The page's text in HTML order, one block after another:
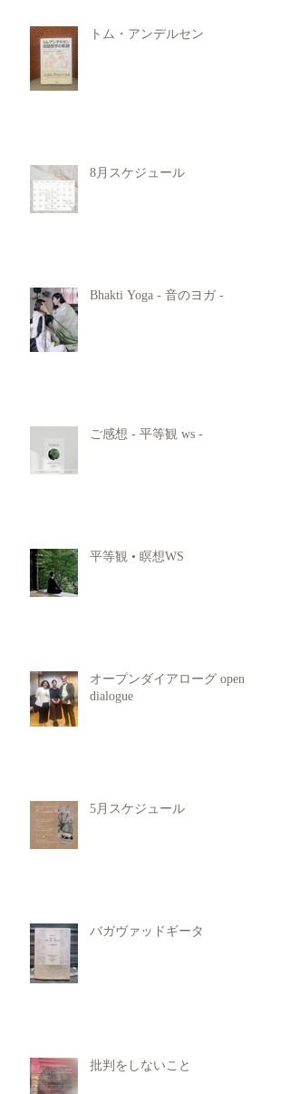
トム・アンデルセン
8月スケジュール
Bhakti Yoga - 音のヨガ -
ご感想 - 平等観 ws -
平等観 • 瞑想WS
オープンダイアローグ open
dialogue
5月スケジュール
バガヴァッドギータ
批判をしないこと